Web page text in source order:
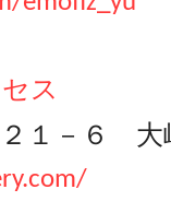
ス
１－６ 大